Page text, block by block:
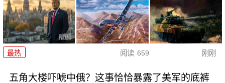
最热 阅读 659 刚刚
五角大楼吓唬中俄？这事恰恰暴露了美军的底裤